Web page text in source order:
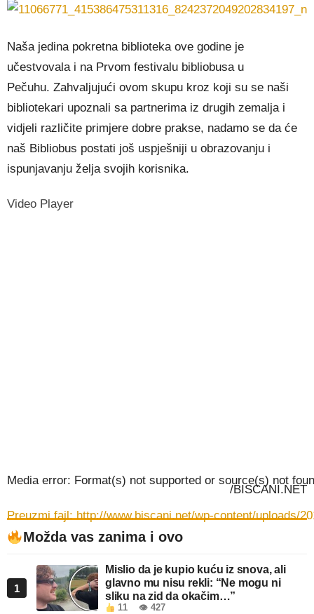
Naša jedina pokretna biblioteka ove godine je
učestvovala i na Prvom festivalu bibliobusa u
Pečuhu. Zahvaljujući ovom skupu kroz koji su se naši
bibliotekari upoznali sa partnerima iz drugih zemalja i
vidjeli različite primjere dobre prakse, nadamo se da će
naš Bibliobus postati još uspješniji u obrazovanju i
ispunjavanju želja svojih korisnika.
Video Player
Media error: Format(s) not supported or source(s) not
Preuzmi fajl: http://www.biscani.net/wp-content/uploads/
/BISCANI.NET
Možda vas zanima i ovo
1
Mislio da je kupio kuću iz snova, ali
glavno mu nisu rekli: “Ne mogu ni
sliku na zid da okačim…”
11 👁 427